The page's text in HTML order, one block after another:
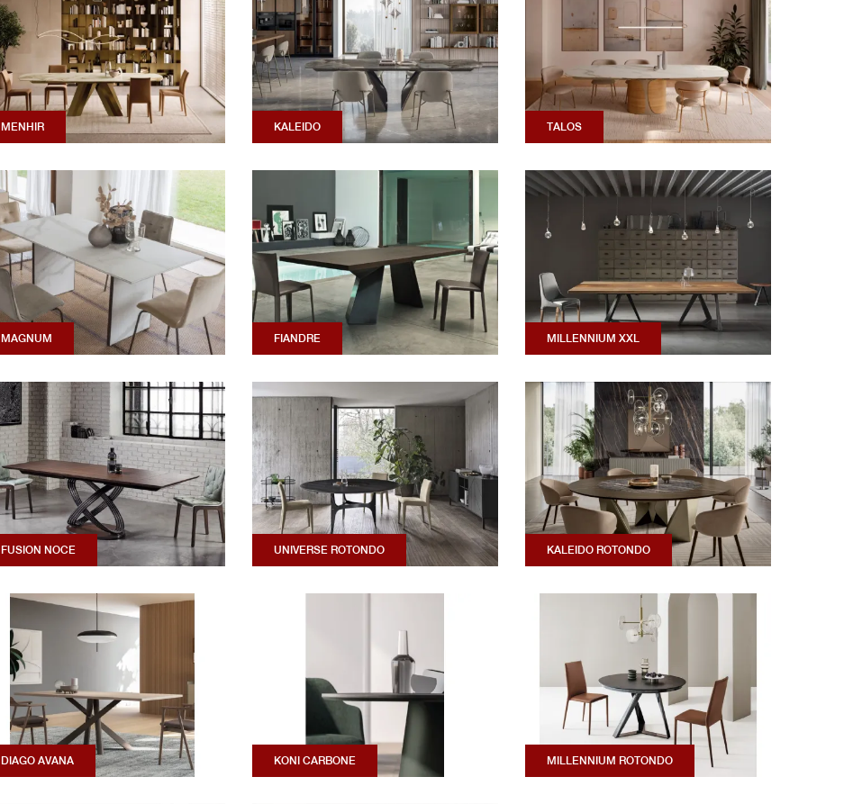
MENHIR KALEIDO TALOS
MAGNUM FIANDRE MILLENNIUM XXL
FUSION NOCE UNIVERSE ROTONDO KALEIDO ROTONDO
DIAGO AVANA KONI CARBONE MILLENNIUM ROTONDO